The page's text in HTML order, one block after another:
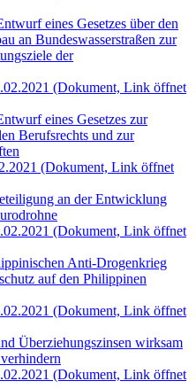
eines Gesetzes über den
an Bundeswasserstraßen zur
der
(Dokument, Link öffnet
eines Gesetzes zur
Berufsrechts und zur
(Dokument, Link öffnet
an der Entwicklung
(Dokument, Link öffnet
Anti-Drogenkrieg
auf den Philippinen
(Dokument, Link öffnet
Überziehungszinsen wirksam
(Dokument, Link öffnet